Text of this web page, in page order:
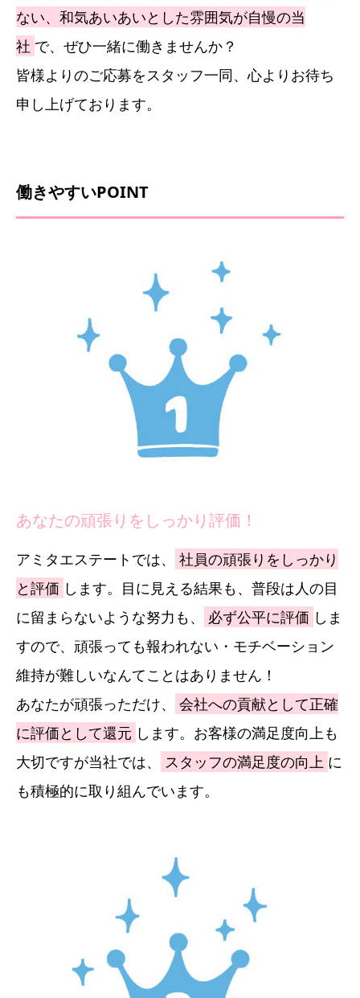
ない、和気あいあいとした雰囲気が自慢の当
社 で、ぜひ一緒に働きませんか？
皆様よりのご応募をスタッフ一同、心よりお待ち
申し上げております。
働きやすいPOINT
あなたの頑張りをしっかり評価！
アミタエステートでは、
社員の頑張りをしっかり
と評価 します。目に見える結果も、普段は人の目
に留まらないような努力も、
必ず公平に評価 しま
すので、頑張っても報われない・モチベーション
維持が難しいなんてことはありません！
あなたが頑張っただけ、
会社への貢献として正確
に評価として還元 します。お客様の満足度向上も
大切ですが当社では、
スタッフの満足度の向上 に
も積極的に取り組んでいます。